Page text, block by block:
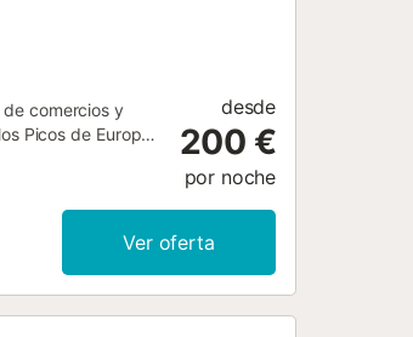
comercios y
Picos de Europa
y un
y la calidad del
desde
200 €
por noche
Ver oferta